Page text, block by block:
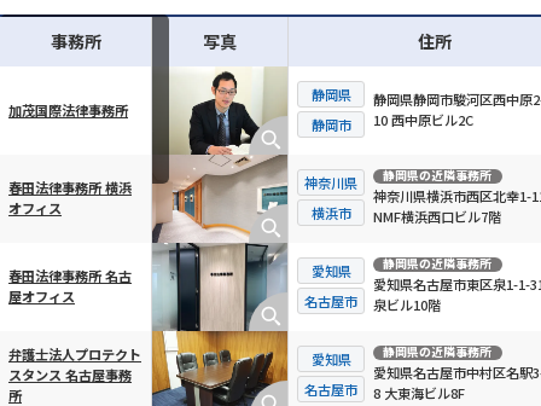
横スクロール可能
事務所 写真 住所
加茂国際法律事務所
静岡県
静岡市
静岡県静岡市駿河区西中原
10 西中原ビル2C
春田法律事務所 横浜
オフィス
神奈川県
横浜市
静岡県の近隣事務所
神奈川県横浜市西区北幸1-
NMF横浜西口ビル7階
春田法律事務所 名古
屋オフィス
愛知県
名古屋市
静岡県の近隣事務所
愛知県名古屋市東区泉1-1-
泉ビル10階
弁護士法人プロテクト
スタンス 名古屋事務
所
愛知県
名古屋市
静岡県の近隣事務所
愛知県名古屋市中村区名駅
8 大東海ビル8F